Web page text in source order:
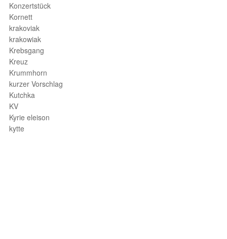
Konzertstück
Kornett
krakoviak
krakowiak
Krebsgang
Kreuz
Krummhorn
kurzer Vorschlag
Kutchka
KV
Kyrie eleison
kytte